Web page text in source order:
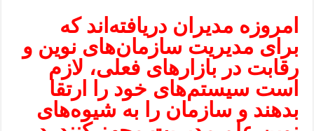
امروزه مدیران دریافته‌اند که
برای مدیریت سازمان‌های نوین و
رقابت در بازارهای فعلی، لازم
است سیستم‌های خود را ارتقا
بدهند و سازمان را به شیوه‌های